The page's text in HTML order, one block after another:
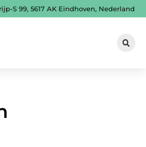
S 99, 5617 AK Eindhoven, Nederland